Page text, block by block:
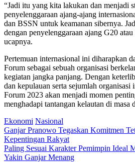
“Jadi itu yang kita lakukan dan menjadi
penyelenggaraan ajang-ajang
dan BSSN untuk keamanan sibernya.
dengan penyelenggaraan ajang G20
ucapnya.
Pertemuan internasional ini diharapkan
Forum sebagai sebuah organisasi
kegiatan jangka panjang. Dengan
dan kepulauan serta sejumlah
Forum 2023 akan menjadi momen
menghadapi tantangan kelautan di masa
Ekonomi Nasional
Post
navigation
Ganjar Pranowo Tegaskan Komitmen
Kepentingan Rakyat
Paling Sesuai Karakter Pemimpin Ideal
Yakin Ganjar Menang